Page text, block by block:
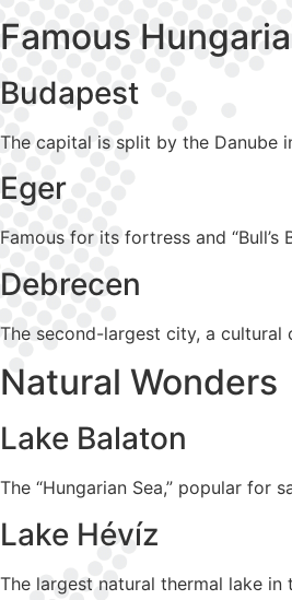
Famous
Budapest
The capital is split by the Danube
Eger
Famous for its fortress and “Bull’s
Debrecen
The second-largest city, a cultural
Natural Wonders
Lake Balaton
The “Hungarian Sea,” popular for
Lake Hévíz
The largest natural thermal lake